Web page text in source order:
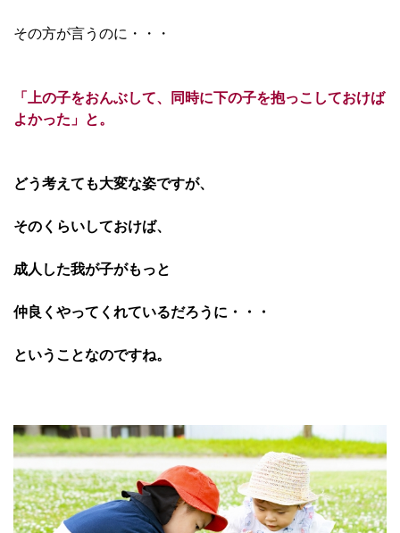
その方が言うのに・・・
「上の子をおんぶして、
同時に下の子を抱っこしておけば
よかった」と。
どう考えても大変な姿ですが、
そのくらいしておけば、
成人した我が子がもっと
仲良くやってくれているだろうに・・・
ということなのですね。